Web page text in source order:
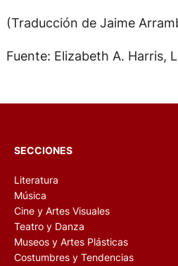
(Traducción de Jaime
Fuente: Elizabeth A. Harris,
SECCIONES
Literatura
Música
Cine y Artes Visuales
Teatro y Danza
Museos y Artes Plásticas
Costumbres y Tendencias